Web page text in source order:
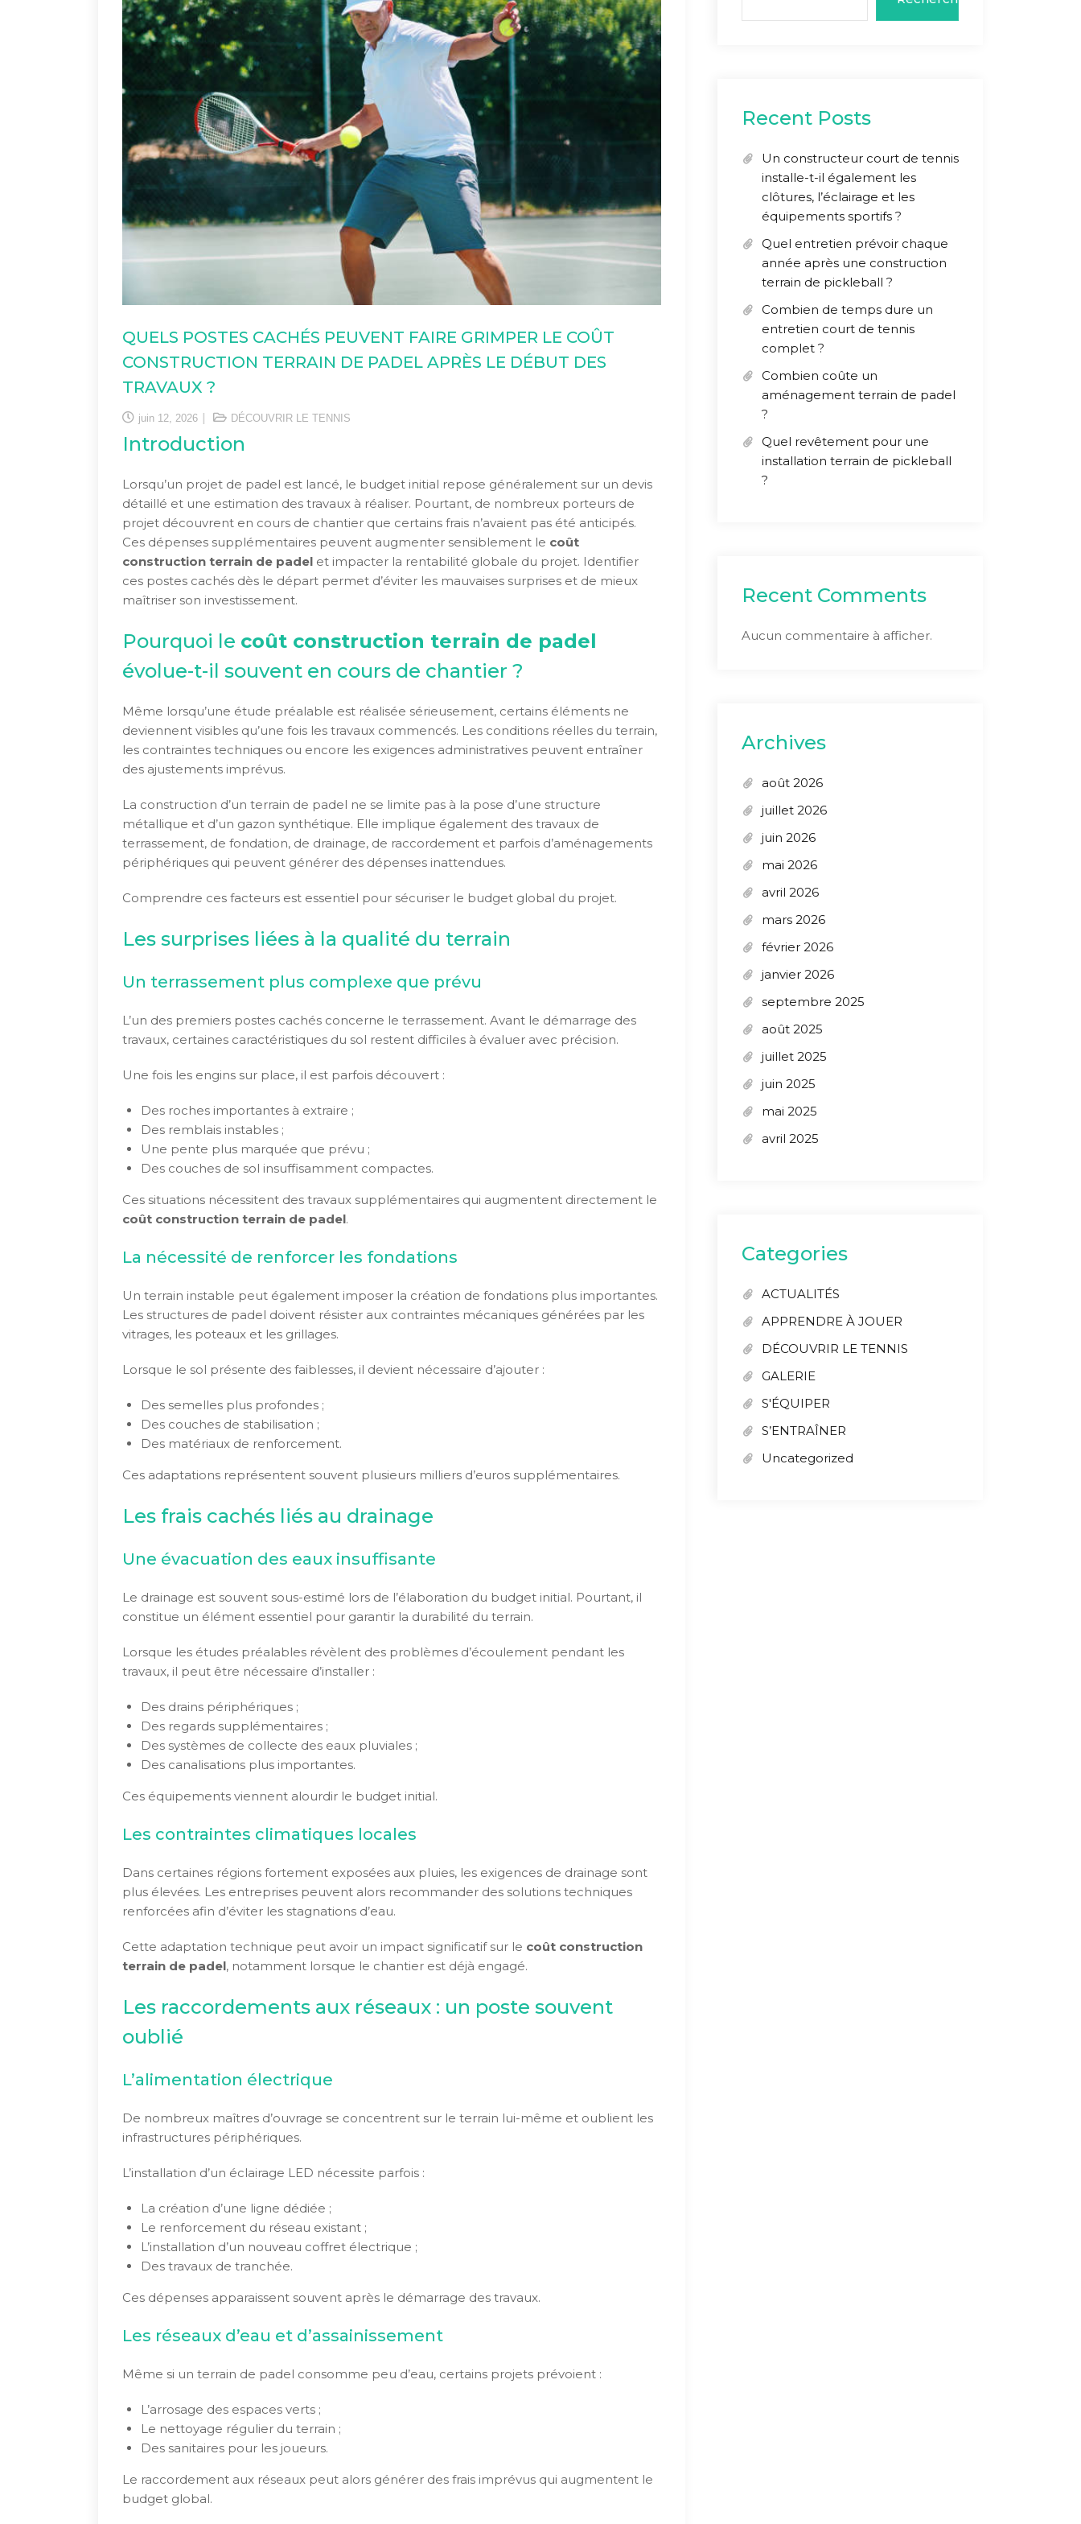
QUELS POSTES CACHÉS PEUVENT FAIRE GRIMPER LE COÛT
CONSTRUCTION TERRAIN DE PADEL APRÈS LE DÉBUT DES
TRAVAUX ?
juin 12, 2026 DÉCOUVRIR LE TENNIS
Introduction
Lorsqu’un projet de padel est lancé, le budget initial repose généralement sur un devis
détaillé et une estimation des travaux à réaliser. Pourtant, de nombreux porteurs de
projet découvrent en cours de chantier que certains frais n’avaient pas été anticipés.
Ces dépenses supplémentaires peuvent augmenter sensiblement le coût
construction terrain de padel et impacter la rentabilité globale du projet. Identifier
ces postes cachés dès le départ permet d’éviter les mauvaises surprises et de mieux
maîtriser son investissement.
Pourquoi le coût construction terrain de padel
évolue-t-il souvent en cours de chantier ?
Même lorsqu’une étude préalable est réalisée sérieusement, certains éléments ne
deviennent visibles qu’une fois les travaux commencés. Les conditions réelles du terrain,
les contraintes techniques ou encore les exigences administratives peuvent entraîner
des ajustements imprévus.
La construction d’un terrain de padel ne se limite pas à la pose d’une structure
métallique et d’un gazon synthétique. Elle implique également des travaux de
terrassement, de fondation, de drainage, de raccordement et parfois d’aménagements
périphériques qui peuvent générer des dépenses inattendues.
Comprendre ces facteurs est essentiel pour sécuriser le budget global du projet.
Les surprises liées à la qualité du terrain
Un terrassement plus complexe que prévu
L’un des premiers postes cachés concerne le terrassement. Avant le démarrage des
travaux, certaines caractéristiques du sol restent difficiles à évaluer avec précision.
Une fois les engins sur place, il est parfois découvert :
Des roches importantes à extraire ;
Des remblais instables ;
Une pente plus marquée que prévu ;
Des couches de sol insuffisamment compactes.
Ces situations nécessitent des travaux supplémentaires qui augmentent directement le
coût construction terrain de padel.
La nécessité de renforcer les fondations
Un terrain instable peut également imposer la création de fondations plus importantes.
Les structures de padel doivent résister aux contraintes mécaniques générées par les
vitrages, les poteaux et les grillages.
Lorsque le sol présente des faiblesses, il devient nécessaire d’ajouter :
Des semelles plus profondes ;
Des couches de stabilisation ;
Des matériaux de renforcement.
Ces adaptations représentent souvent plusieurs milliers d’euros supplémentaires.
Les frais cachés liés au drainage
Une évacuation des eaux insuffisante
Le drainage est souvent sous-estimé lors de l’élaboration du budget initial. Pourtant, il
constitue un élément essentiel pour garantir la durabilité du terrain.
Lorsque les études préalables révèlent des problèmes d’écoulement pendant les
travaux, il peut être nécessaire d’installer :
Des drains périphériques ;
Des regards supplémentaires ;
Des systèmes de collecte des eaux pluviales ;
Des canalisations plus importantes.
Ces équipements viennent alourdir le budget initial.
Les contraintes climatiques locales
Dans certaines régions fortement exposées aux pluies, les exigences de drainage sont
plus élevées. Les entreprises peuvent alors recommander des solutions techniques
renforcées afin d’éviter les stagnations d’eau.
Cette adaptation technique peut avoir un impact significatif sur le coût construction
terrain de padel, notamment lorsque le chantier est déjà engagé.
Les raccordements aux réseaux : un poste souvent
oublié
L’alimentation électrique
De nombreux maîtres d’ouvrage se concentrent sur le terrain lui-même et oublient les
infrastructures périphériques.
L’installation d’un éclairage LED nécessite parfois :
La création d’une ligne dédiée ;
Le renforcement du réseau existant ;
L’installation d’un nouveau coffret électrique ;
Des travaux de tranchée.
Ces dépenses apparaissent souvent après le démarrage des travaux.
Les réseaux d’eau et d’assainissement
Même si un terrain de padel consomme peu d’eau, certains projets prévoient :
L’arrosage des espaces verts ;
Le nettoyage régulier du terrain ;
Des sanitaires pour les joueurs.
Le raccordement aux réseaux peut alors générer des frais imprévus qui augmentent le
budget global.
Recent Posts
Un constructeur court de tennis
installe-t-il également les
clôtures, l’éclairage et les
équipements sportifs ?
Quel entretien prévoir chaque
année après une construction
terrain de pickleball ?
Combien de temps dure un
entretien court de tennis
complet ?
Combien coûte un
aménagement terrain de padel
?
Quel revêtement pour une
installation terrain de pickleball
?
Recent Comments
Aucun commentaire à afficher.
Archives
août 2026
juillet 2026
juin 2026
mai 2026
avril 2026
mars 2026
février 2026
janvier 2026
septembre 2025
août 2025
juillet 2025
juin 2025
mai 2025
avril 2025
Categories
ACTUALITÉS
APPRENDRE À JOUER
DÉCOUVRIR LE TENNIS
GALERIE
S'ÉQUIPER
S’ENTRAÎNER
Uncategorized